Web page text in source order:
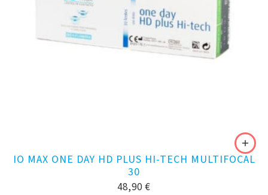
IO MAX ONE DAY HD PLUS HI-TECH MULTIFOCAL
30
48,90 €